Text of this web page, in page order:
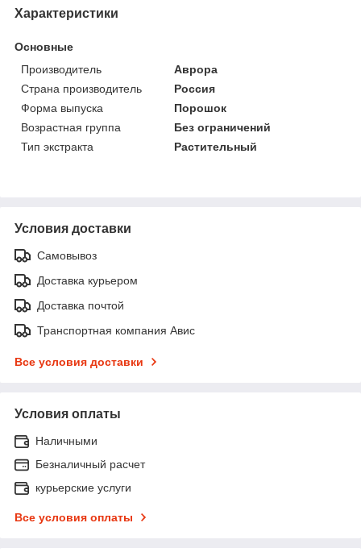
Характеристики
Основные
Производитель
Аврора
Страна производитель
Россия
Форма выпуска
Порошок
Возрастная группа
Без ограничений
Тип экстракта
Растительный
Условия доставки
Самовывоз
Доставка курьером
Доставка почтой
Транспортная компания Авис
Все условия доставки
Условия оплаты
Наличными
Безналичный расчет
курьерские услуги
Все условия оплаты